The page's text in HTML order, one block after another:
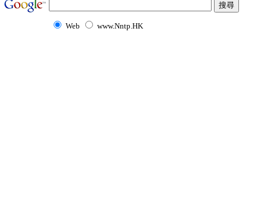
Web www.Nntp.HK